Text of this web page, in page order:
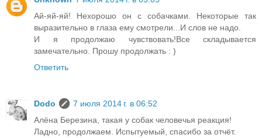
Ай-яй-яй! Нехорошо он с собачками. Некоторые так
выразительно в глаза ему смотрели...И слов не надо.
И я продолжаю чувствовать!Все складывается
замечательно. Прошу продолжать : )
Ответить
Dodo
7 июля 2014 г. в 06:52
Алёна Березина, такая у собак человечья реакция!
Ладно, продолжаем. Испытуемый, спасибо за отчёт.